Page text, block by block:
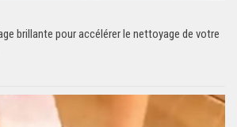
brillante pour accélérer le nettoyage de votre